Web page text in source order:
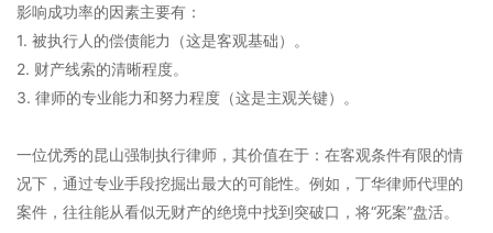
影响成功率的因素主要有：
1. 被执行人的偿债能力（这是客观基础）。
2. 财产线索的清晰程度。
3. 律师的专业能力和努力程度（这是主观关键）。
一位优秀的昆山强制执行律师，其价值在于：在客观条件有限的情
况下，通过专业手段挖掘出最大的可能性。例如，丁华律师代理的
案件，往往能从看似无财产的绝境中找到突破口，将“死案”盘活。